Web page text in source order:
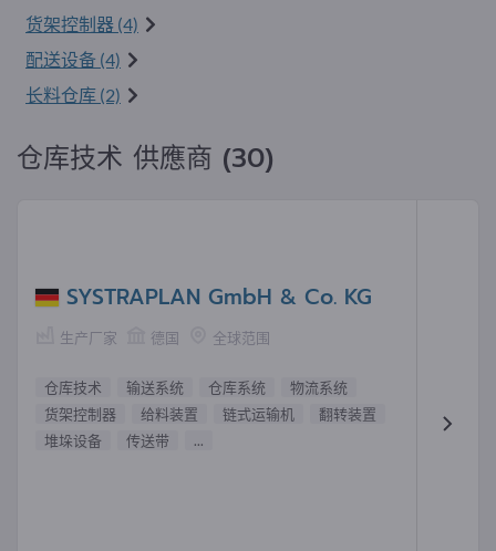
货架控制器 (4)
配送设备 (4)
长料仓库 (2)
仓库技术 供應商 (30)
SYSTRAPLAN GmbH & Co. KG
生产厂家 德国 全球范围
仓库技术 输送系统 仓库系统
物流系统
货架控制器
给料装置 链式运输机
翻转装置
堆垛设备
传送带 ...